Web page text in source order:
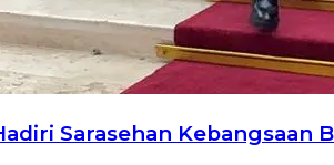
Sarasehan Kebangsaan